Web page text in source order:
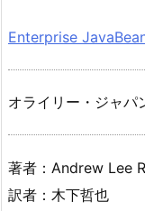
Enterprise
オライリー・ジャパ
著者：Andrew Lee
訳者：木下哲也